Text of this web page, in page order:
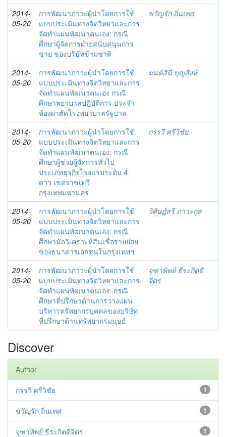
2014-
05-20
การพัฒนาภาวะผู้นำโดยการใช้
แบบประเมินทางจิตวิทยาและการ
จัดทำแผนพัฒนาตนเอง: กรณี
ศึกษาผู้จัดการฝ่ายสนับสนุนการ
ขาย ของบริษัทข้ามชาติ
ขวัญรัก ถิ่นเทศ
2014-
05-20
การพัฒนาภาวะผู้นำโดยการใช้
แบบประเมินทางจิตวิทยาและการ
จัดทำแผนพัฒนาตนเอง กรณี
ศึกษาพยาบาลปฏิบัติการ ประจำ
ห้องผ่าตัดโรงพยาบาลรัฐบาล
มนต์สินี บุญสิงห์
2014-
05-20
การพัฒนาภาวะผู้นำโดยการใช้
แบบประเมินทางจิตวิทยาและการ
จัดทำแผนพัฒนาตนเอง: กรณี
ศึกษาผู้ช่วยผู้จัดการทั่วไป
ประเภทธุรกิจโรงแรมระดับ 4
ดาว เขตราชเทวี
กรุงเทพมหานคร
กรรวี ศรีวิชัย
2014-
05-20
การพัฒนาภาวะผู้นำโดยการใช้
แบบประเมินทางจิตวิทยาและการ
จัดทำแผนพัฒนาตนเอง: กรณี
ศึกษานักวิเคราะห์สินเชื่อรายย่อย
ของธนาคารเอกชนในกรุงเทพฯ
วิศิษฎ์สรี ภาวะกุล
2014-
05-20
การพัฒนาภาวะผู้นำโดยการใช้
แบบประเมินทางจิตวิทยาและการ
จัดทำแผนพัฒนาตนเอง: กรณี
ศึกษาที่ปรึกษาด้านการวางแผน
บริหารทรัพยากรบุคคลของบริษัท
ที่ปรึกษาด้านทรัพยากรมนุษย์
จุฑาพิพย์ ธีระกิตติ
จิตร
Discover
Author
1
กรรวี ศรีวิชัย
1
ขวัญรัก ถิ่นเทศ
1
จุฑาพิพย์ ธีระกิตติจิตร